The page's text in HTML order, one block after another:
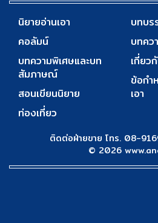
นิยายอ่านเอา
คอลัมน์
บทความพิเศษและบท
สัมภาษณ์
สอนเขียนนิยาย
ท่องเที่ยว
บทบร
บทคว
เกี่ยว
ข้อกำ
เอา
ติดต่อฝ่ายขาย โทร. 08-
© 2026